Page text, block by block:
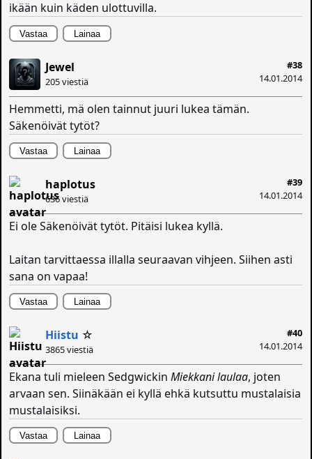
ikään kuin käden ulottuvilla.
Vastaa Lainaa
#38
14.01.2014
Jewel
205 viestiä
Hemmetti, mä olen tainnut juuri lukea tämän.
Säkenöivät tytöt?
Vastaa Lainaa
#39
14.01.2014
haplotus
636 viestiä
Ei ole Säkenöivät tytöt. Pitäisi lukea kyllä.
Laitan tarvittaessa illalla seuraavan vihjeen. Siihen asti
sana on vapaa!
Vastaa Lainaa
#40
14.01.2014
Hiistu ☆
3865 viestiä
Ekana tuli mieleen SedgwickinMiekkani laulaa, joten
arvaan sen. Siinäkään ei kyllä ehkä kutsuttu mustalaisia
mustalaisiksi.
Vastaa Lainaa